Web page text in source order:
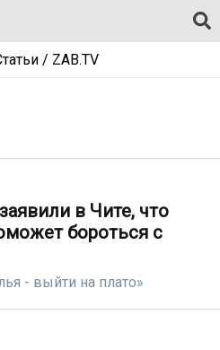
/ ZAB.TV
в Чите, что
бороться с
- выйти на плато»